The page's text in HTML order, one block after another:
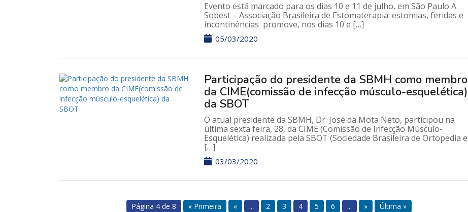
Evento está marcado para os dias 10 e 11 de julho, em São Paulo A
Sobest – Associação Brasileira de Estomaterapia: estomias, feridas e
incontinências promove, nos dias 10 e […]
05/03/2020
Participação do presidente da SBMH como membro
da CIME(comissão de infecção músculo-esquelética)
da SBOT
O atual presidente da SBMH, Dr. José da Mota Neto, participou na
última sexta feira, 28, da CIME (Comissão de Infecção Músculo-
Esquelética) realizada pela SBOT (Sociedade Brasileira de Ortopedia e
[…]
03/03/2020
Página 4 de 8 « Primeira « ... 2 3 4 5 6 ... » Última »